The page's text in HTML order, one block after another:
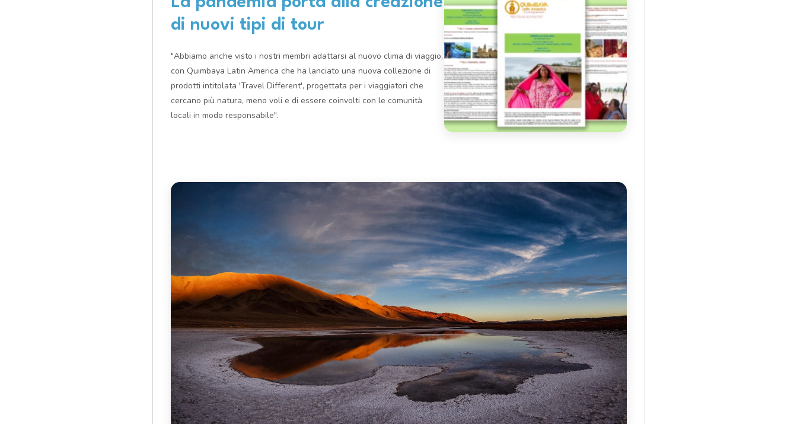
di nuovi tipi di tour
"Abbiamo anche visto i nostri membri adattarsi al nuovo clima di viaggio,
con Quimbaya Latin America che ha lanciato una nuova collezione di
prodotti intitolata 'Travel Different', progettata per i viaggiatori che
cercano più natura, meno voli e di essere coinvolti con le comunità
locali in modo responsabile".